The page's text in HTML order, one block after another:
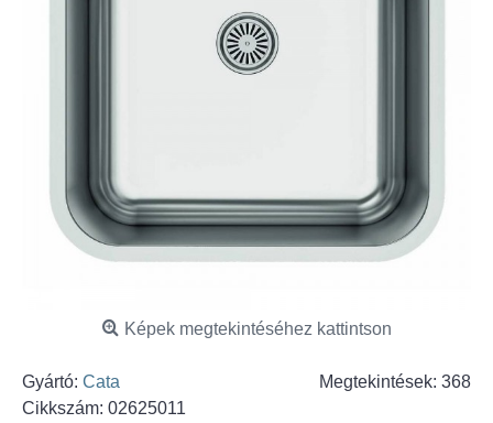
Képek megtekintéséhez kattintson
Megtekintések: 368
Gyártó: Cata
Cikkszám: 02625011